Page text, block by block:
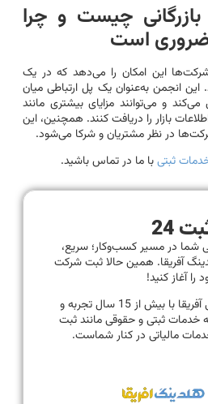
چیست و چرا
است
این امکان را می‌دهد که در یک
این انجمن به‌عنوان یک پل ارتباطی میان
و می‌توانند مزایای بیشتری مانند
بازار را دریافت کنند. همچنین، این
در نظر مشتریان و شرکا می‌شود.
ثبتیبا ما در تماس باشید.
24
شما در مسیر کسب‌وکار؛ سریع،
آفریقا. همین حالا ثبت شرکت
را آغاز کنید!
هلدینگ ثبتی و حقوقی آفریقا با بیش از 15 سال تجربه و
خدمات ثبتی و حقوقی مانند ثبت
مالیاتی در کنار شماست.